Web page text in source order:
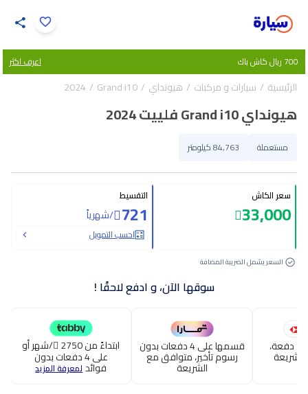
1
/
33 700 ريال كاش باك اعرف اكثر
الرئيسية سيارات و مركبات هيونداي Grand i10
2024
هيونداي Grand i10 فلييت 2024
مستعملة 84,763 كيلومتر
سعر الكاش
33,000
التقسيط
721
/شهرياً
احسب التمويل
السعر يشمل الضريبة المضافة
سوقها الآن، و ادفع لاحقًا !
قسطها حتى 24 دفعة، قسمها على 4 دفعات بدون
رسوم تأخير، متوافق مع
الشريعة
ابتداءً من 2750 /شهر أو
على 4 دفعات بدون
فوائدلمعرفة المزيد